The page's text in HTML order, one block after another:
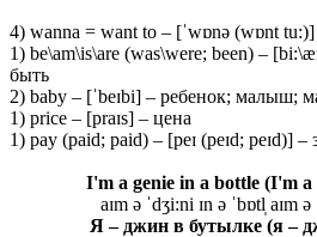
4) wanna = want to – [ˈwɒnə (wɒnt tu:)]
1) be\am\is\are (was\were; been) –
быть
2) baby – [ˈbeɪbi] – ребенок; малыш;
1) price – [praɪs] – цена
1) pay (paid; paid) – [peɪ (peɪd; peɪd)] –
I'm a genie in a bottle (I'm a
aɪm ə ˈdʒi:ni ɪn ə ˈbɒtl̩ aɪm
Я – джин в бутылке (я –